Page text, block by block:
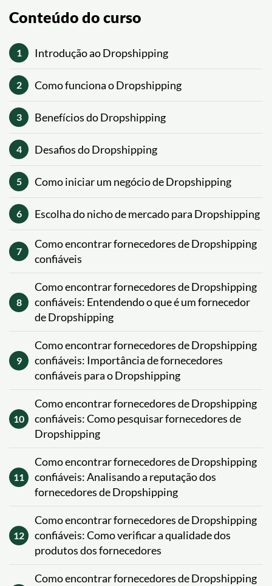
Conteúdo do curso
1 Introdução ao Dropshipping
2 Como funciona o Dropshipping
3 Benefícios do Dropshipping
4 Desafios do Dropshipping
5 Como iniciar um negócio de Dropshipping
6 Escolha do nicho de mercado para Dropshipping
7
Como encontrar fornecedores de Dropshipping
confiáveis
8
Como encontrar fornecedores de Dropshipping
confiáveis: Entendendo o que é um fornecedor
de Dropshipping
9
Como encontrar fornecedores de Dropshipping
confiáveis: Importância de fornecedores
confiáveis para o Dropshipping
10
Como encontrar fornecedores de Dropshipping
confiáveis: Como pesquisar fornecedores de
Dropshipping
11
Como encontrar fornecedores de Dropshipping
confiáveis: Analisando a reputação dos
fornecedores de Dropshipping
12
Como encontrar fornecedores de Dropshipping
confiáveis: Como verificar a qualidade dos
produtos dos fornecedores
Como encontrar fornecedores de Dropshipping